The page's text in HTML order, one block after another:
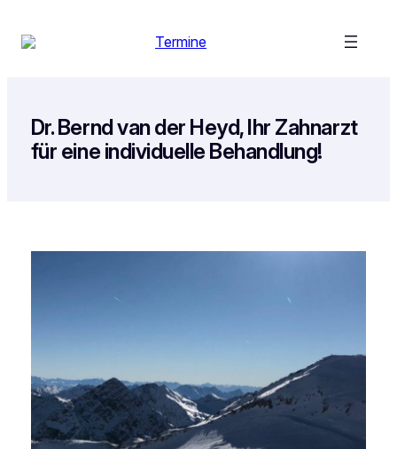
Inhalt
Termine
Dr. Bernd van der Heyd, Ihr Zahnarzt
für eine individuelle Behandlung!